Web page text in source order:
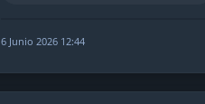
6 Junio 2026 12:44